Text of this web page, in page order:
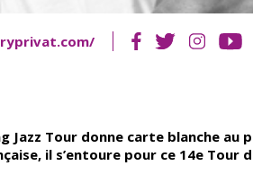
Jazz Tour donne carte blanche
il s’entoure pour ce 14e